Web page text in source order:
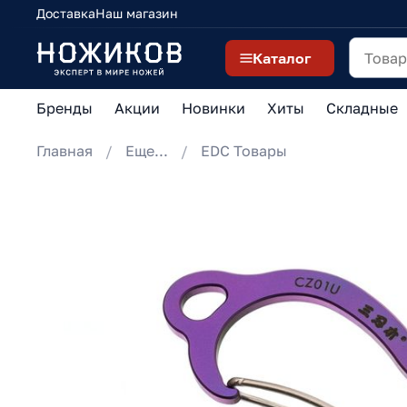
ДоставкаНаш магазин
Каталог
Бренды Акции Новинки Хиты Складные
Главная Еще... EDC Товары